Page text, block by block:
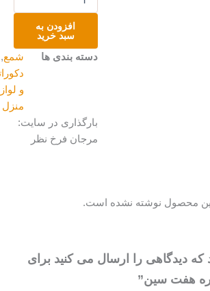
سین
عدد
افزودن به
سبد خرید
دسته بندی ها
شمع,
دکوراتیو
و لوازم
منزل
بارگذاری در سایت:
مرجان فرخ نظر
محصول نوشته نشده است.
دیدگاهی را ارسال می کنید برای
هفت سین”